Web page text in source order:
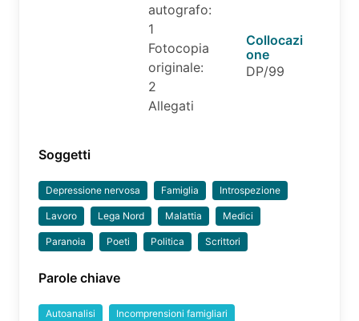
autografo:
1
Fotocopia
originale:
2
Allegati
Collocazi
one
DP/99
Soggetti
Depressione nervosa Famiglia Introspezione
Lavoro Lega Nord Malattia Medici
Paranoia Poeti Politica Scrittori
Parole chiave
Autoanalisi Incomprensioni famigliari